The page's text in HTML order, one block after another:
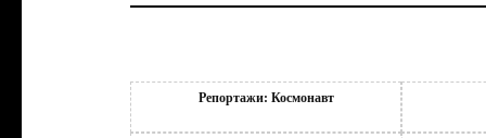
Репортажи: Космонавт